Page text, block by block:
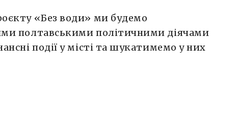
«Без води» ми будемо
полтавськими політичними діячами
події у місті та шукатимемо у них